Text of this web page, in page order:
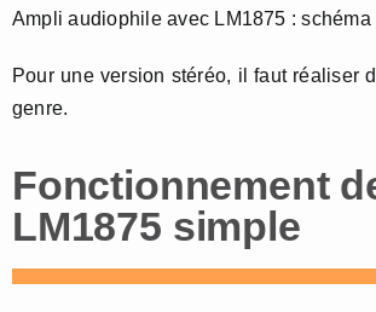
Ampli audiophile avec LM1875 : schéma
Pour une version stéréo, il faut réaliser
genre.
Fonctionnement
LM1875 simple